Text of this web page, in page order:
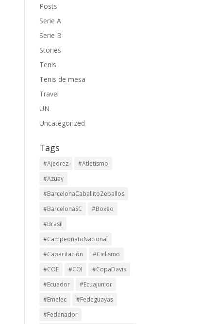
Posts
Serie A
Serie B
Stories
Tenis
Tenis de mesa
Travel
UN
Uncategorized
Tags
#Ajedrez
#Atletismo
#Azuay
#BarcelonaCaballitoZeballos
#BarcelonaSC
#Boxeo
#Brasil
#CampeonatoNacional
#Capacitación
#Ciclismo
#COE
#COI
#CopaDavis
#Ecuador
#Ecuajunior
#Emelec
#Fedeguayas
#Fedenador